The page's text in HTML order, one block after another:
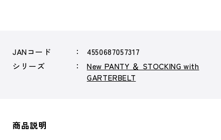
JANコード
4550687057317
シリーズ
New PANTY ＆ STOCKING with
GARTERBELT
商品説明